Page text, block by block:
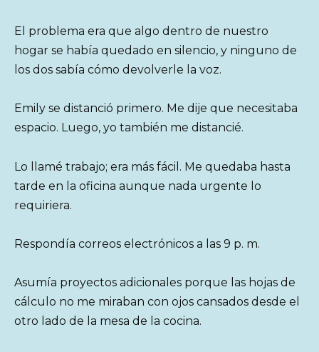
El problema era que algo dentro de nuestro
hogar se había quedado en silencio, y ninguno de
los dos sabía cómo devolverle la voz.
Emily se distanció primero. Me dije que necesitaba
espacio. Luego, yo también me distancié.
Lo llamé trabajo; era más fácil. Me quedaba hasta
tarde en la oficina aunque nada urgente lo
requiriera.
Respondía correos electrónicos a las 9 p. m.
Asumía proyectos adicionales porque las hojas de
cálculo no me miraban con ojos cansados desde el
otro lado de la mesa de la cocina.